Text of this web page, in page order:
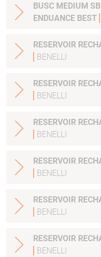
BUSC MEDIUM
ENDUANCE BEST
RESERVOIR
BENELLI
RESERVOIR
BENELLI
BENELLI
RESERVOIR
BENELLI
RESERVOIR
BENELLI
BENELLI